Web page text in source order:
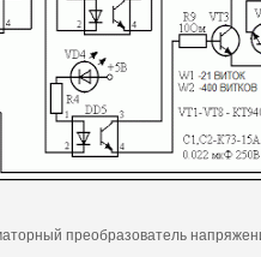
преобразователь